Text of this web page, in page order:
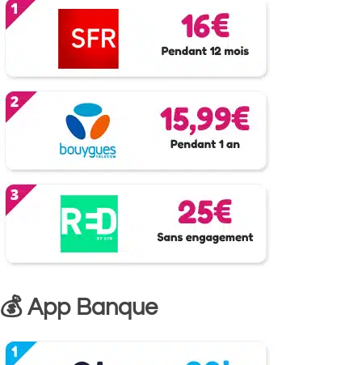
💰 App Banque